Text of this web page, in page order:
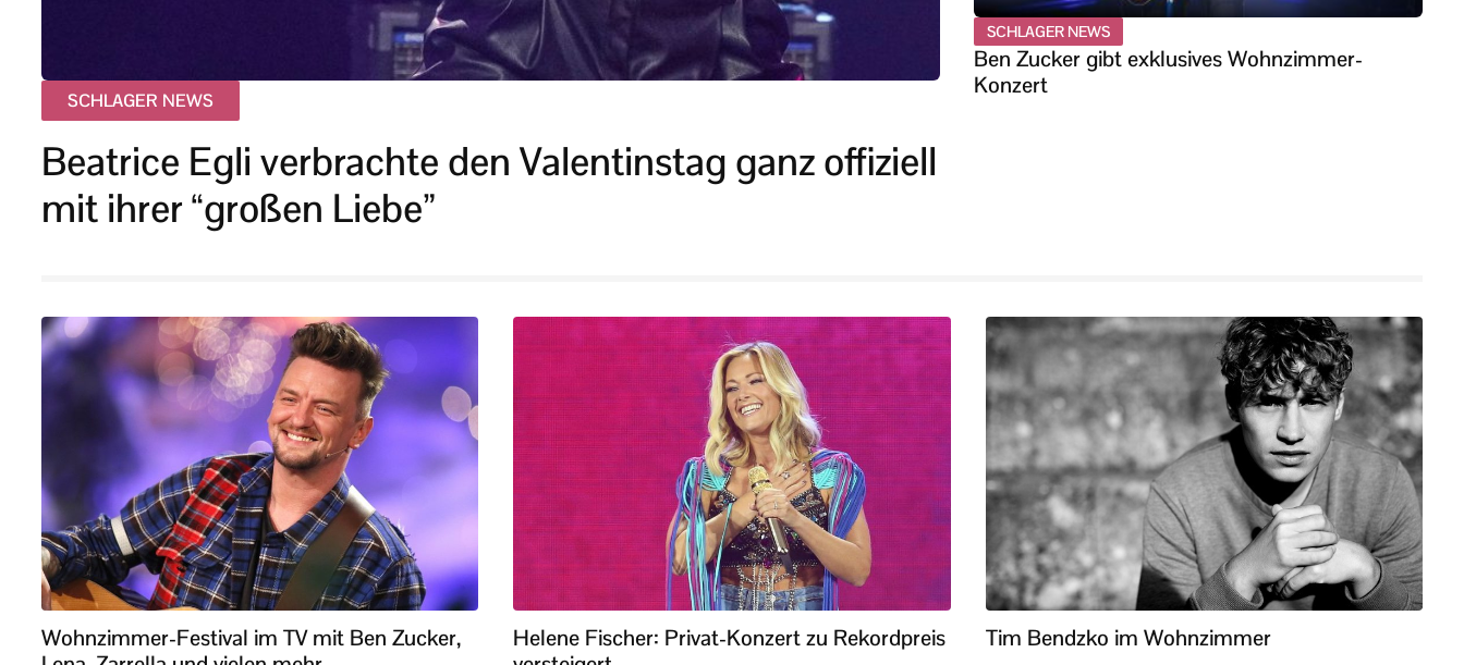
SCHLAGER NEWS
Beatrice Egli verbrachte den Valentinstag ganz offiziell
mit ihrer “großen Liebe”
SCHLAGER NEWS
Ben Zucker gibt exklusives Wohnzimmer-
Konzert
Wohnzimmer-Festival im TV mit Ben Zucker,
Helene Fischer: Privat-Konzert zu Rekordpreis
Tim Bendzko im Wohnzimmer